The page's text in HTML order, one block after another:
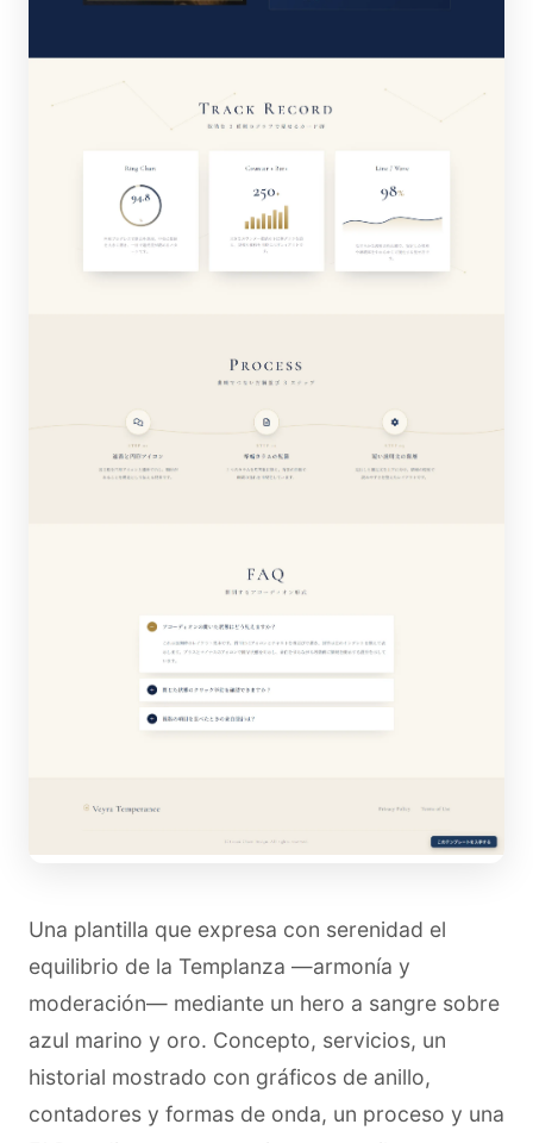
Una plantilla que expresa con serenidad el
equilibrio de la Templanza —armonía y
moderación— mediante un hero a sangre sobre
azul marino y oro. Concepto, servicios, un
historial mostrado con gráficos de anillo,
contadores y formas de onda, un proceso y una